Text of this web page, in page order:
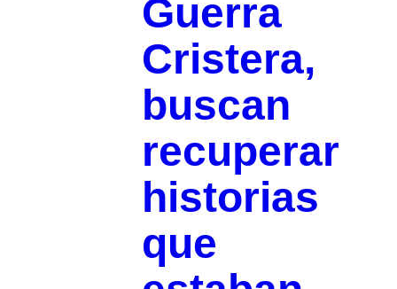
Guerra
Cristera,
buscan
recuperar
historias
que